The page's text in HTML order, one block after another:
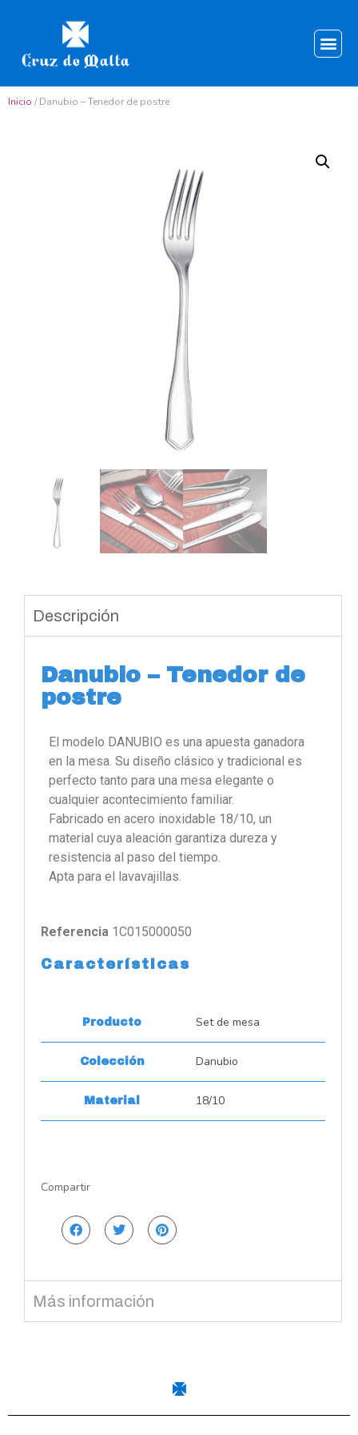
Inicio / Danubio – Tenedor de postre
Descripción
Danubio – Tenedor de
postre
El modelo DANUBIO es una apuesta ganadora
en la mesa. Su diseño clásico y tradicional es
perfecto tanto para una mesa elegante o
cualquier acontecimiento familiar.
Fabricado en acero inoxidable 18/10, un
material cuya aleación garantiza dureza y
resistencia al paso del tiempo.
Apta para el lavavajillas.
Referencia 1C015000050
Características
Producto Set de mesa
Colección Danubio
Material 18/10
Compartir
Más información